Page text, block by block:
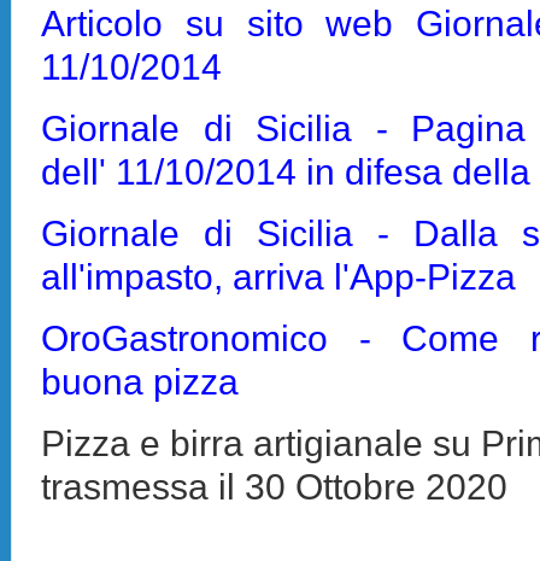
Articolo su sito web
11/10/2014
Giornale di Sicilia - Pagina
dell' 11/10/2014 in difesa
Giornale di Sicilia - Dalla
all'impasto, arriva l'App-Pizza
OroGastronomico - Come
buona pizza
Pizza e birra artigianale su
trasmessa il 30 Ottobre 2020